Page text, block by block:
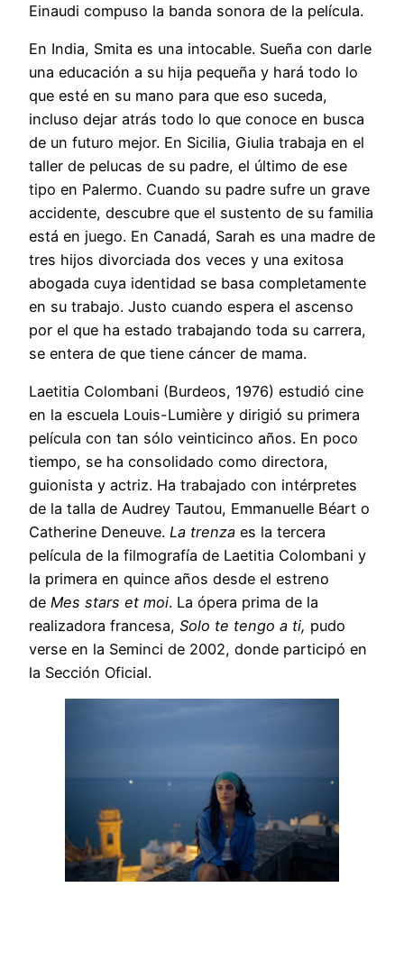
Einaudi compuso la banda sonora de la película.
En India, Smita es una intocable. Sueña con darle
una educación a su hija pequeña y hará todo lo
que esté en su mano para que eso suceda,
incluso dejar atrás todo lo que conoce en busca
de un futuro mejor. En Sicilia, Giulia trabaja en el
taller de pelucas de su padre, el último de ese
tipo en Palermo. Cuando su padre sufre un grave
accidente, descubre que el sustento de su familia
está en juego. En Canadá, Sarah es una madre de
tres hijos divorciada dos veces y una exitosa
abogada cuya identidad se basa completamente
en su trabajo. Justo cuando espera el ascenso
por el que ha estado trabajando toda su carrera,
se entera de que tiene cáncer de mama.
Laetitia Colombani (Burdeos, 1976) estudió cine
en la escuela Louis-Lumière y dirigió su primera
película con tan sólo veinticinco años. En poco
tiempo, se ha consolidado como directora,
guionista y actriz. Ha trabajado con intérpretes
de la talla de Audrey Tautou, Emmanuelle Béart o
Catherine Deneuve. La trenza es la tercera
película de la filmografía de Laetitia Colombani y
la primera en quince años desde el estreno
de Mes stars et moi. La ópera prima de la
realizadora francesa, Solo te tengo a ti, pudo
verse en la Seminci de 2002, donde participó en
la Sección Oficial.